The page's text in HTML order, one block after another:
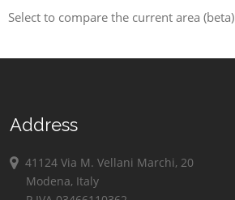
Select to compare the current area (beta)
Address
41124 Via M. Vellani Marchi, 20
Modena, Italy